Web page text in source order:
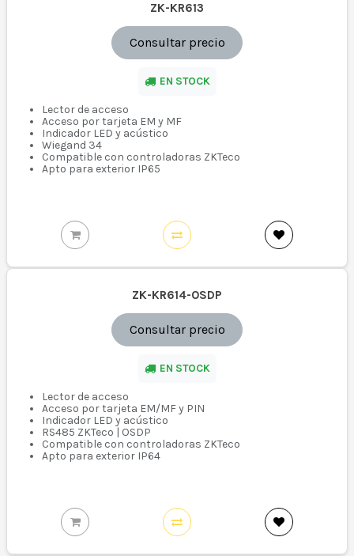
ZK-KR613
Consultar precio
EN STOCK
Lector de acceso
Acceso por tarjeta EM y MF
Indicador LED y acústico
Wiegand 34
Compatible con controladoras ZKTeco
Apto para exterior IP65
ZK-KR614-OSDP
Consultar precio
EN STOCK
Lector de acceso
Acceso por tarjeta EM/MF y PIN
Indicador LED y acústico
RS485 ZKTeco | OSDP
Compatible con controladoras ZKTeco
Apto para exterior IP64